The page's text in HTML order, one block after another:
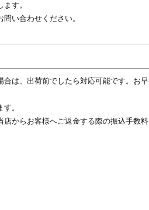
す。
い合わせください。
は、出荷前でしたら対応可能です。お早
。
からお客様へご返金する際の振込手数料